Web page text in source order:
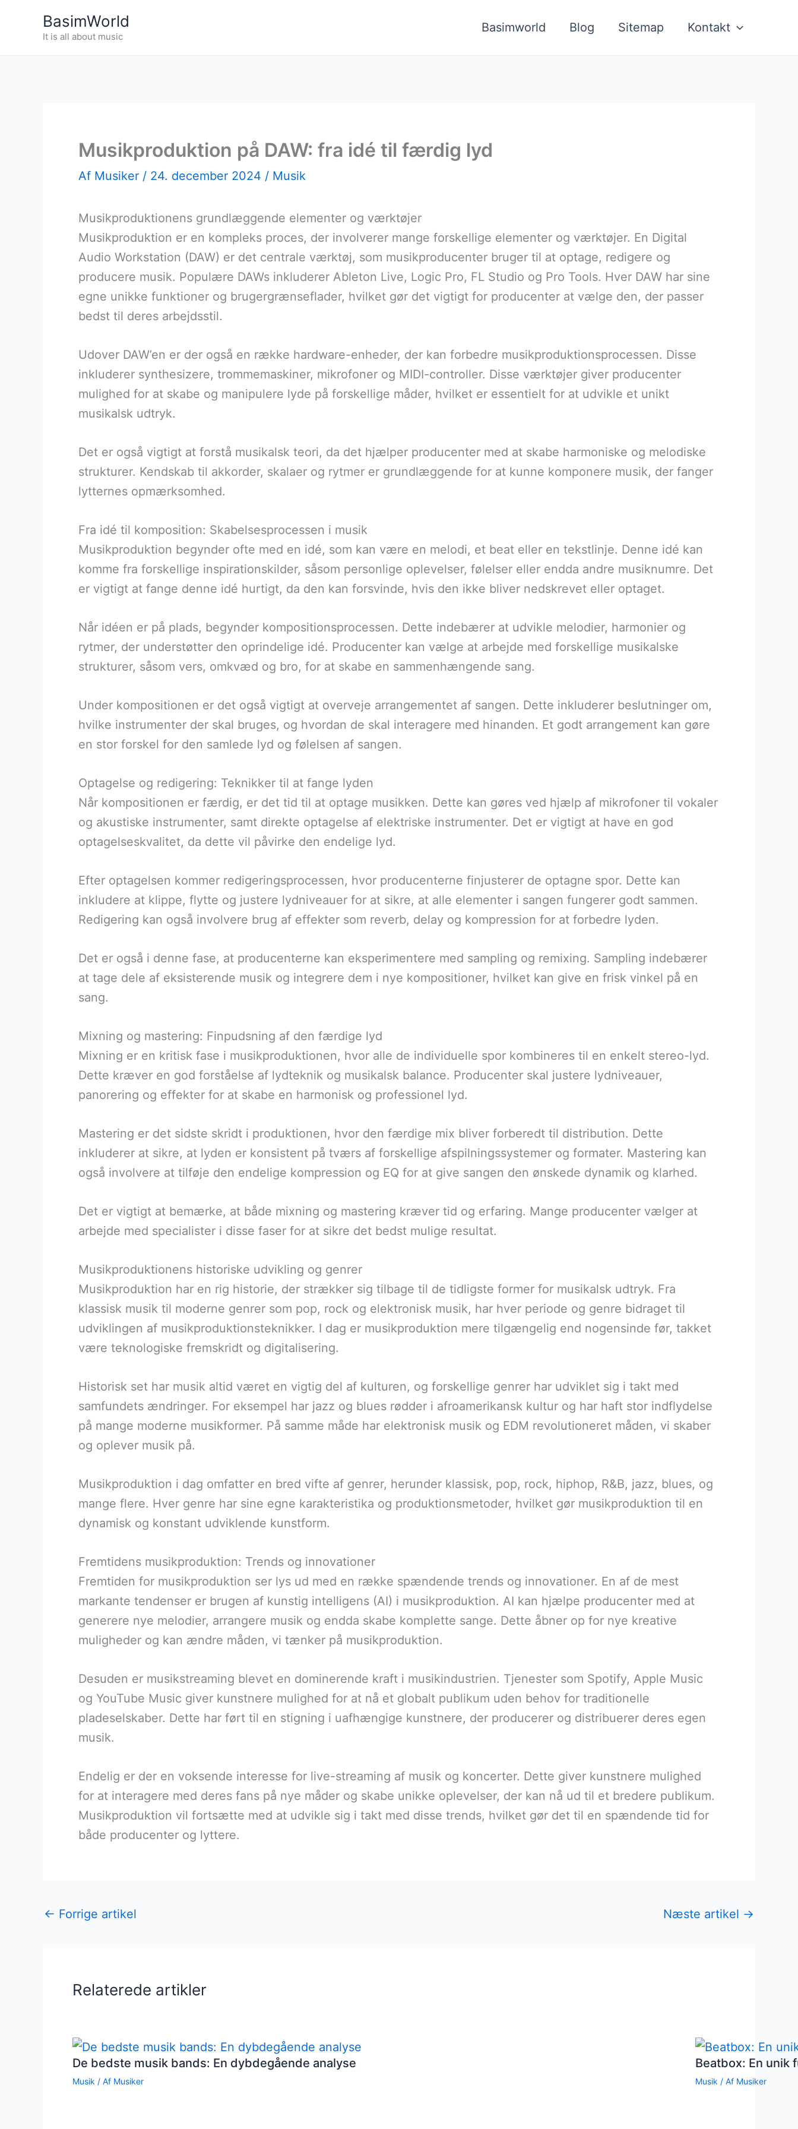
BasimWorld
It is all about music
Basimworld Blog Sitemap Kontakt
Musikproduktion på DAW: fra idé til færdig lyd
Af Musiker / 24. december 2024 / Musik
Musikproduktionens grundlæggende elementer og værktøjer
Musikproduktion er en kompleks proces, der involverer mange forskellige elementer og værktøjer. En Digital
Audio Workstation (DAW) er det centrale værktøj, som musikproducenter bruger til at optage, redigere og
producere musik. Populære DAWs inkluderer Ableton Live, Logic Pro, FL Studio og Pro Tools. Hver DAW har sine
egne unikke funktioner og brugergrænseflader, hvilket gør det vigtigt for producenter at vælge den, der passer
bedst til deres arbejdsstil.
Udover DAW’en er der også en række hardware-enheder, der kan forbedre musikproduktionsprocessen. Disse
inkluderer synthesizere, trommemaskiner, mikrofoner og MIDI-controller. Disse værktøjer giver producenter
mulighed for at skabe og manipulere lyde på forskellige måder, hvilket er essentielt for at udvikle et unikt
musikalsk udtryk.
Det er også vigtigt at forstå musikalsk teori, da det hjælper producenter med at skabe harmoniske og melodiske
strukturer. Kendskab til akkorder, skalaer og rytmer er grundlæggende for at kunne komponere musik, der fanger
lytternes opmærksomhed.
Fra idé til komposition: Skabelsesprocessen i musik
Musikproduktion begynder ofte med en idé, som kan være en melodi, et beat eller en tekstlinje. Denne idé kan
komme fra forskellige inspirationskilder, såsom personlige oplevelser, følelser eller endda andre musiknumre. Det
er vigtigt at fange denne idé hurtigt, da den kan forsvinde, hvis den ikke bliver nedskrevet eller optaget.
Når idéen er på plads, begynder kompositionsprocessen. Dette indebærer at udvikle melodier, harmonier og
rytmer, der understøtter den oprindelige idé. Producenter kan vælge at arbejde med forskellige musikalske
strukturer, såsom vers, omkvæd og bro, for at skabe en sammenhængende sang.
Under kompositionen er det også vigtigt at overveje arrangementet af sangen. Dette inkluderer beslutninger om,
hvilke instrumenter der skal bruges, og hvordan de skal interagere med hinanden. Et godt arrangement kan gøre
en stor forskel for den samlede lyd og følelsen af sangen.
Optagelse og redigering: Teknikker til at fange lyden
Når kompositionen er færdig, er det tid til at optage musikken. Dette kan gøres ved hjælp af mikrofoner til vokaler
og akustiske instrumenter, samt direkte optagelse af elektriske instrumenter. Det er vigtigt at have en god
optagelseskvalitet, da dette vil påvirke den endelige lyd.
Efter optagelsen kommer redigeringsprocessen, hvor producenterne finjusterer de optagne spor. Dette kan
inkludere at klippe, flytte og justere lydniveauer for at sikre, at alle elementer i sangen fungerer godt sammen.
Redigering kan også involvere brug af effekter som reverb, delay og kompression for at forbedre lyden.
Det er også i denne fase, at producenterne kan eksperimentere med sampling og remixing. Sampling indebærer
at tage dele af eksisterende musik og integrere dem i nye kompositioner, hvilket kan give en frisk vinkel på en
sang.
Mixning og mastering: Finpudsning af den færdige lyd
Mixning er en kritisk fase i musikproduktionen, hvor alle de individuelle spor kombineres til en enkelt stereo-lyd.
Dette kræver en god forståelse af lydteknik og musikalsk balance. Producenter skal justere lydniveauer,
panorering og effekter for at skabe en harmonisk og professionel lyd.
Mastering er det sidste skridt i produktionen, hvor den færdige mix bliver forberedt til distribution. Dette
inkluderer at sikre, at lyden er konsistent på tværs af forskellige afspilningssystemer og formater. Mastering kan
også involvere at tilføje den endelige kompression og EQ for at give sangen den ønskede dynamik og klarhed.
Det er vigtigt at bemærke, at både mixning og mastering kræver tid og erfaring. Mange producenter vælger at
arbejde med specialister i disse faser for at sikre det bedst mulige resultat.
Musikproduktionens historiske udvikling og genrer
Musikproduktion har en rig historie, der strækker sig tilbage til de tidligste former for musikalsk udtryk. Fra
klassisk musik til moderne genrer som pop, rock og elektronisk musik, har hver periode og genre bidraget til
udviklingen af musikproduktionsteknikker. I dag er musikproduktion mere tilgængelig end nogensinde før, takket
være teknologiske fremskridt og digitalisering.
Historisk set har musik altid været en vigtig del af kulturen, og forskellige genrer har udviklet sig i takt med
samfundets ændringer. For eksempel har jazz og blues rødder i afroamerikansk kultur og har haft stor indflydelse
på mange moderne musikformer. På samme måde har elektronisk musik og EDM revolutioneret måden, vi skaber
og oplever musik på.
Musikproduktion i dag omfatter en bred vifte af genrer, herunder klassisk, pop, rock, hiphop, R&B, jazz, blues, og
mange flere. Hver genre har sine egne karakteristika og produktionsmetoder, hvilket gør musikproduktion til en
dynamisk og konstant udviklende kunstform.
Fremtidens musikproduktion: Trends og innovationer
Fremtiden for musikproduktion ser lys ud med en række spændende trends og innovationer. En af de mest
markante tendenser er brugen af kunstig intelligens (AI) i musikproduktion. AI kan hjælpe producenter med at
generere nye melodier, arrangere musik og endda skabe komplette sange. Dette åbner op for nye kreative
muligheder og kan ændre måden, vi tænker på musikproduktion.
Desuden er musikstreaming blevet en dominerende kraft i musikindustrien. Tjenester som Spotify, Apple Music
og YouTube Music giver kunstnere mulighed for at nå et globalt publikum uden behov for traditionelle
pladeselskaber. Dette har ført til en stigning i uafhængige kunstnere, der producerer og distribuerer deres egen
musik.
Endelig er der en voksende interesse for live-streaming af musik og koncerter. Dette giver kunstnere mulighed
for at interagere med deres fans på nye måder og skabe unikke oplevelser, der kan nå ud til et bredere publikum.
Musikproduktion vil fortsætte med at udvikle sig i takt med disse trends, hvilket gør det til en spændende tid for
både producenter og lyttere.
← Forrige artikel Næste artikel →
Relaterede artikler
De bedste musik bands: En dybdegående analyse
Musik / Af Musiker
Beatbox: En unik
Musik / Af Musiker